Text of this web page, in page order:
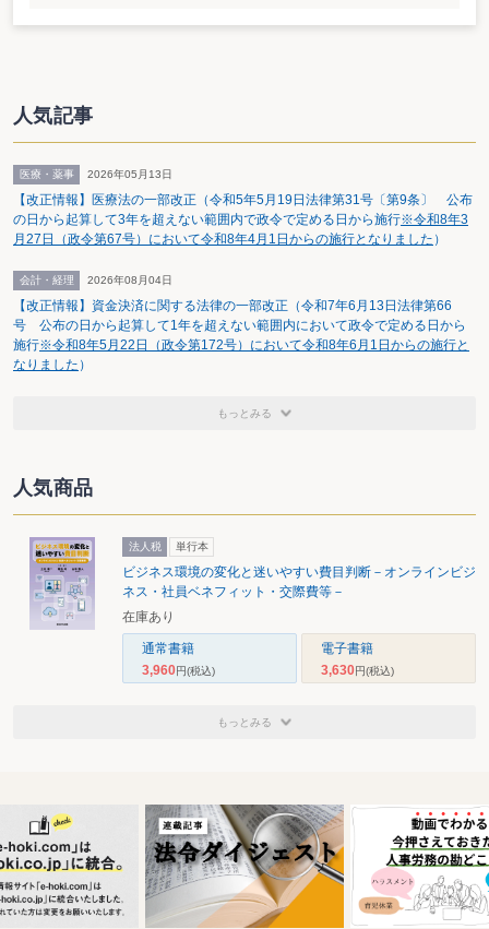
人気記事
医療・薬事 2026年05月13日
【改正情報】医療法の一部改正（令和5年5月19日法律第31号〔第9条〕 公布
の日から起算して3年を超えない範囲内で政令で定める日から施行※令和8年3
月27日（政令第67号）において令和8年4月1日からの施行となりました ）
会計・経理 2026年08月04日
【改正情報】資金決済に関する法律の一部改正（令和7年6月13日法律第66
号 公布の日から起算して1年を超えない範囲内において政令で定める日から
施行※令和8年5月22日（政令第172号）において令和8年6月1日からの施行と
なりました ）
もっとみる
人気商品
法人税 単行本
ビジネス環境の変化と迷いやすい費目判断－オンラインビジ
ネス・社員ベネフィット・交際費等－
在庫あり
通常書籍
3,960円(税込)
電子書籍
3,630円(税込)
もっとみる